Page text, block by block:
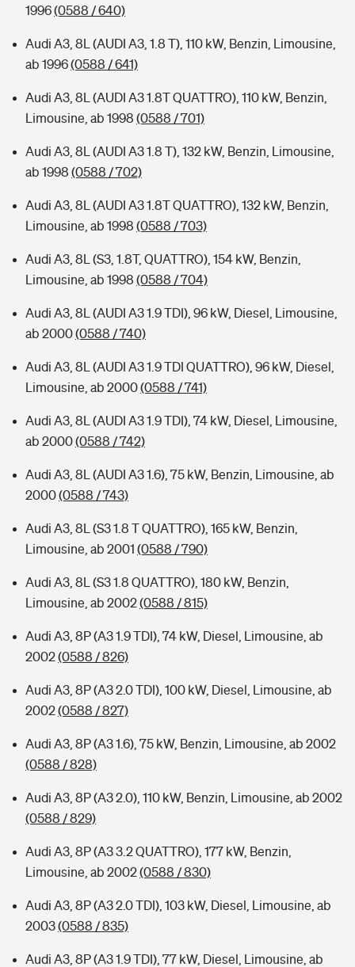
Typklassen: So ist Ihr Auto eingestuft
Sie haben Fragen?
1996(0588 / 640)
Audi A3, 8L (AUDI A3, 1.8 T), 110 kW, Benzin, Limousine,
ab 1996(0588 / 641)
Audi A3, 8L (AUDI A3 1.8T QUATTRO), 110 kW, Benzin,
Limousine, ab 1998 (0588 / 701)
Audi A3, 8L (AUDI A3 1.8 T), 132 kW, Benzin, Limousine,
ab 1998 (0588 / 702)
Audi A3, 8L (AUDI A3 1.8T QUATTRO), 132 kW, Benzin,
Limousine, ab 1998 (0588 / 703)
Audi A3, 8L (S3, 1.8T, QUATTRO), 154 kW, Benzin,
Limousine, ab 1998 (0588 / 704)
Audi A3, 8L (AUDI A3 1.9 TDI), 96 kW, Diesel, Limousine,
ab 2000(0588 / 740)
Audi A3, 8L (AUDI A3 1.9 TDI QUATTRO), 96 kW, Diesel,
Limousine, ab 2000(0588 / 741)
Audi A3, 8L (AUDI A3 1.9 TDI), 74 kW, Diesel, Limousine,
ab 2000(0588 / 742)
Audi A3, 8L (AUDI A3 1.6), 75 kW, Benzin, Limousine, ab
2000(0588 / 743)
Audi A3, 8L (S3 1.8 T QUATTRO), 165 kW, Benzin,
Limousine, ab 2001 (0588 / 790)
Audi A3, 8L (S3 1.8 QUATTRO), 180 kW, Benzin,
Limousine, ab 2002(0588 / 815)
Audi A3, 8P (A3 1.9 TDI), 74 kW, Diesel, Limousine, ab
2002(0588 / 826)
Audi A3, 8P (A3 2.0 TDI), 100 kW, Diesel, Limousine, ab
2002(0588 / 827)
Audi A3, 8P (A3 1.6), 75 kW, Benzin, Limousine, ab 2002
(0588 / 828)
Audi A3, 8P (A3 2.0), 110 kW, Benzin, Limousine, ab 2002
(0588 / 829)
Audi A3, 8P (A3 3.2 QUATTRO), 177 kW, Benzin,
Limousine, ab 2002(0588 / 830)
Audi A3, 8P (A3 2.0 TDI), 103 kW, Diesel, Limousine, ab
2003(0588 / 835)
Audi A3, 8P (A3 1.9 TDI), 77 kW, Diesel, Limousine, ab